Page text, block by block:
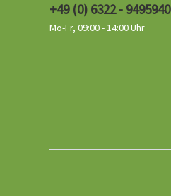
+49 (0) 6322 - 9495940
Mo-Fr, 09:00 - 14:00 Uhr